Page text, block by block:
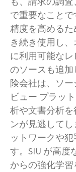
で重要なこと
精度を高める
き続き使用し
に利用可能な
のソースも追
険会社は、ソ
ビュー プラッ
析や文書分析
ンが見逃して
ットワークや
す。SIU が高度
からの強化学